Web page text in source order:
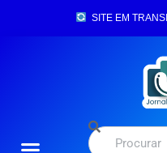
SITE EM